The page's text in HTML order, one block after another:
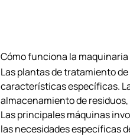
Cómo funciona la maquinaria
Las plantas de tratamiento
características específicas.
almacenamiento de
Las principales máquinas
las necesidades específicas